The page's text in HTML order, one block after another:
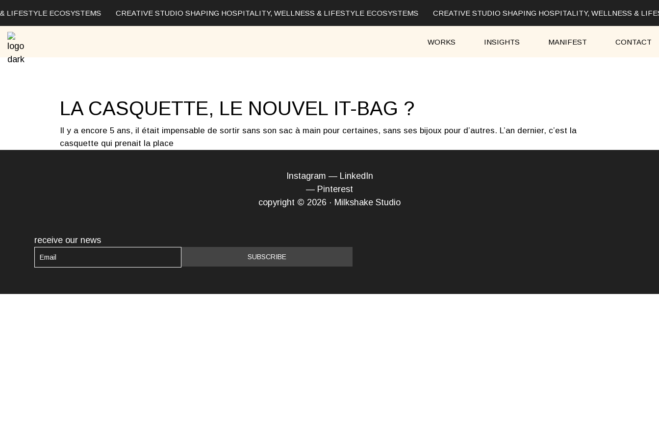
to
content
ECOSYSTEMS CREATIVE STUDIO SHAPING HOSPITALITY, WELLNESS & LIFESTYLE ECOSYSTEMS CREATIVE STUDIO SHAPING HOSPITALITY, WELLNESS &
WORKS INSIGHTS MANIFEST CONTACT
LA CASQUETTE, LE NOUVEL IT-BAG ?
Il y a encore 5 ans, il était impensable de sortir sans son sac à main pour certaines, sans ses bijoux pour d’autres. L’an dernier, c’est la
casquette qui prenait la place
Instagram — LinkedIn
— Pinterest
copyright © 2026 · Milkshake Studio
receive our news